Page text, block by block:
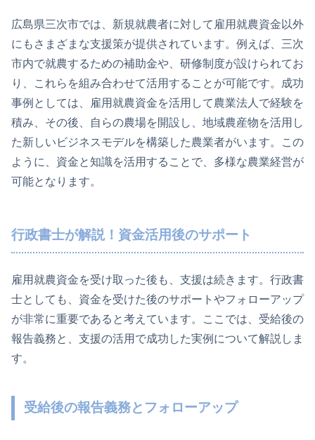
広島県三次市では、新規就農者に対して雇用就農資金以外
にもさまざまな支援策が提供されています。例えば、三次
市内で就農するための補助金や、研修制度が設けられてお
り、これらを組み合わせて活用することが可能です。成功
事例としては、雇用就農資金を活用して農業法人で経験を
積み、その後、自らの農場を開設し、地域農産物を活用し
た新しいビジネスモデルを構築した農業者がいます。この
ように、資金と知識を活用することで、多様な農業経営が
可能となります。
行政書士が解説！資金活用後のサポート
雇用就農資金を受け取った後も、支援は続きます。行政書
士としても、資金を受けた後のサポートやフォローアップ
が非常に重要であると考えています。ここでは、受給後の
報告義務と、支援の活用で成功した実例について解説しま
す。
受給後の報告義務とフォローアップ